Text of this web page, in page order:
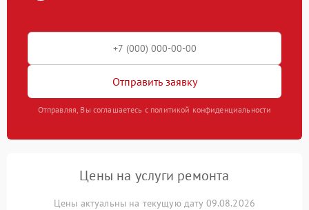
Отправить заявку
Отправляя, Вы соглашаетесь с политикой конфиденциальности
Цены на услуги ремонта
Цены актуальны на текущую дату 09.08.2026